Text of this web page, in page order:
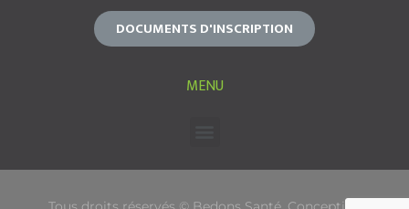
DOCUMENTS D'INSCRIPTION
MENU